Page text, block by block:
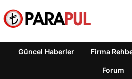
Güncel Haberler Firma
Forum